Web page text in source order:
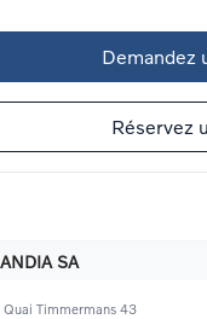
Demandez
Réservez
SA
Quai Timmermans 43